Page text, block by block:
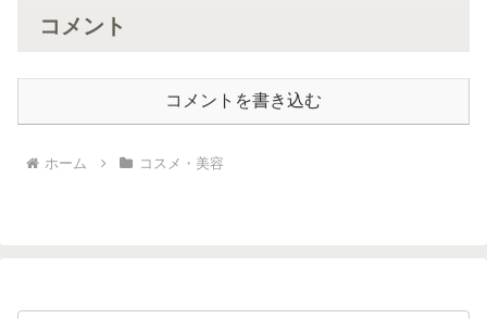
コメント
コメントを書き込む
ホーム コスメ・美容